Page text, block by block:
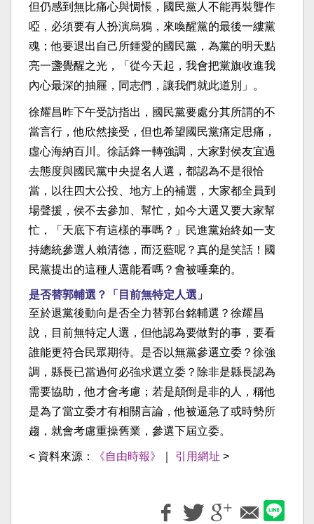
但仍感到無比痛心與惆悵，國民黨人不能再裝聾作
啞，必須要有人扮演烏鴉，來喚醒黨的最後一縷黨
魂；他要退出自己所鍾愛的國民黨，為黨的明天點
亮一盞覺醒之光，「從今天起，我會把黨旗收進我
內心最深的抽屜，同志們，讓我們就此道別」。
徐耀昌昨下午受訪指出，國民黨要處分其所謂的不
當言行，他欣然接受，但也希望國民黨痛定思痛，
虛心海納百川。徐話鋒一轉強調，大家對侯友宜過
去態度與國民黨中央提名人選，都認為不是很恰
當，以往四大公投、地方上的補選，大家都全員到
場聲援，侯不去參加、幫忙，如今大選又要大家幫
忙，「天底下有這樣的事嗎？」民進黨始終如一支
持總統參選人賴清德，而泛藍呢？真的是笑話！國
民黨提出的這種人選能看嗎？會被唾棄的。
是否替郭輔選？「目前無特定人選」
至於退黨後動向是否全力替郭台銘輔選？徐耀昌
說，目前無特定人選，但他認為要做對的事，要看
誰能更符合民眾期待。是否以無黨參選立委？徐強
調，縣長已當過何必強求選立委？除非是縣長認為
需要協助，他才會考慮；若是顛倒是非的人，稱他
是為了當立委才有相關言論，他被逼急了或時勢所
趨，就會考慮重操舊業，參選下屆立委。
< 資料來源： 《自由時報》 引用網址 >